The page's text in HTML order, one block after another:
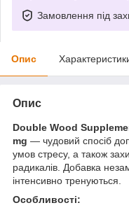
Замовлення під
Опис
Опис
Double Wood
mg — чудовий спосіб
умов стресу, а також
радикалів. Добавка
інтенсивно тренуються.
Особливості: